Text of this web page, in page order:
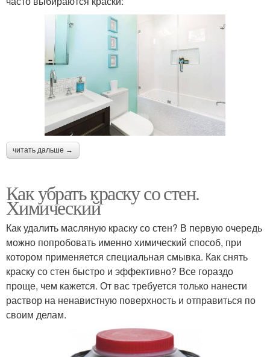
читать дальше →
Как убрать краску со стен.
Химический
Как удалить масляную краску со стен? В первую очередь
можно попробовать именно химический способ, при
котором применяется специальная смывка. Как снять
краску со стен быстро и эффективно? Все гораздо
проще, чем кажется. От вас требуется только нанести
раствор на ненавистную поверхность и отправиться по
своим делам.